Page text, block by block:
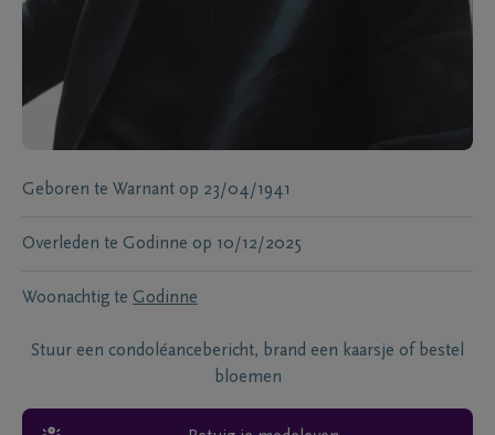
Geboren te Warnant op 23/04/1941
Overleden te Godinne op 10/12/2025
Woonachtig te Godinne
Stuur een condoléancebericht, brand een kaarsje of bestel
bloemen